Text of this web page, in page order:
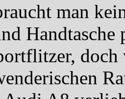
man
Handtasche